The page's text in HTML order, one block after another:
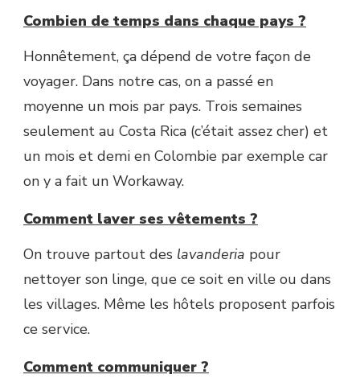
Combien de temps dans chaque pays ?
Honnêtement, ça dépend de votre façon de
voyager. Dans notre cas, on a passé en
moyenne un mois par pays. Trois semaines
seulement au Costa Rica (c’était assez cher) et
un mois et demi en Colombie par exemple car
on y a fait un Workaway.
Comment laver ses vêtements ?
On trouve partout des lavanderia pour
nettoyer son linge, que ce soit en ville ou dans
les villages. Même les hôtels proposent parfois
ce service.
Comment communiquer ?